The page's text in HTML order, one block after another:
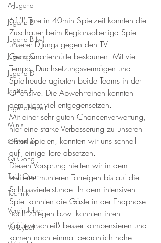
A-Jugend
Jugend B
Jugend B (w)
Jugend C
Jugend D
Jugend E
Jugendfreizeit
Minis
Offizielles
Qi Gong
Tai Ji Quan
Technik
Vereinsleben
Volleyball
61(!) Tore in 40min Spielzeit konnten die
Zuschauer beim Regionsoberliga Spiel
unserer D-Jungs gegen den TV
Georgsmarienhütte bestaunen. Mit viel
Tempo, Durchsetzungsvermögen und
Spielfreude agierten beide Teams in der
Offensive. Die Abwehrreihen konnten
dem nicht viel entgegensetzen.
Mit einer sehr guten Chancenverwertung,
hier eine starke Verbesserung zu unseren
ersten Spielen, konnten wir uns schnell
auf  einige Tore absetzen.
Diesen Vorsprung hielten wir in dem
weiteren munteren Torreigen bis auf die
Schlussviertelstunde. In dem intensiven
Spiel konnten die Gäste in der Endphase
noch zulegen bzw. konnten ihren
Kräfteverschleiß besser kompensieren und
kamen noch einmal bedrohlich nahe.